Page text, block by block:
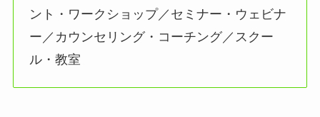
ント・ワークショップ／セミナー・ウェビナ
ー／カウンセリング・コーチング／スクー
ル・教室